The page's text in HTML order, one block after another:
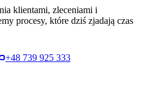
klientami, zleceniami i
procesy, które dziś zjadają czas
+48 739 925 333